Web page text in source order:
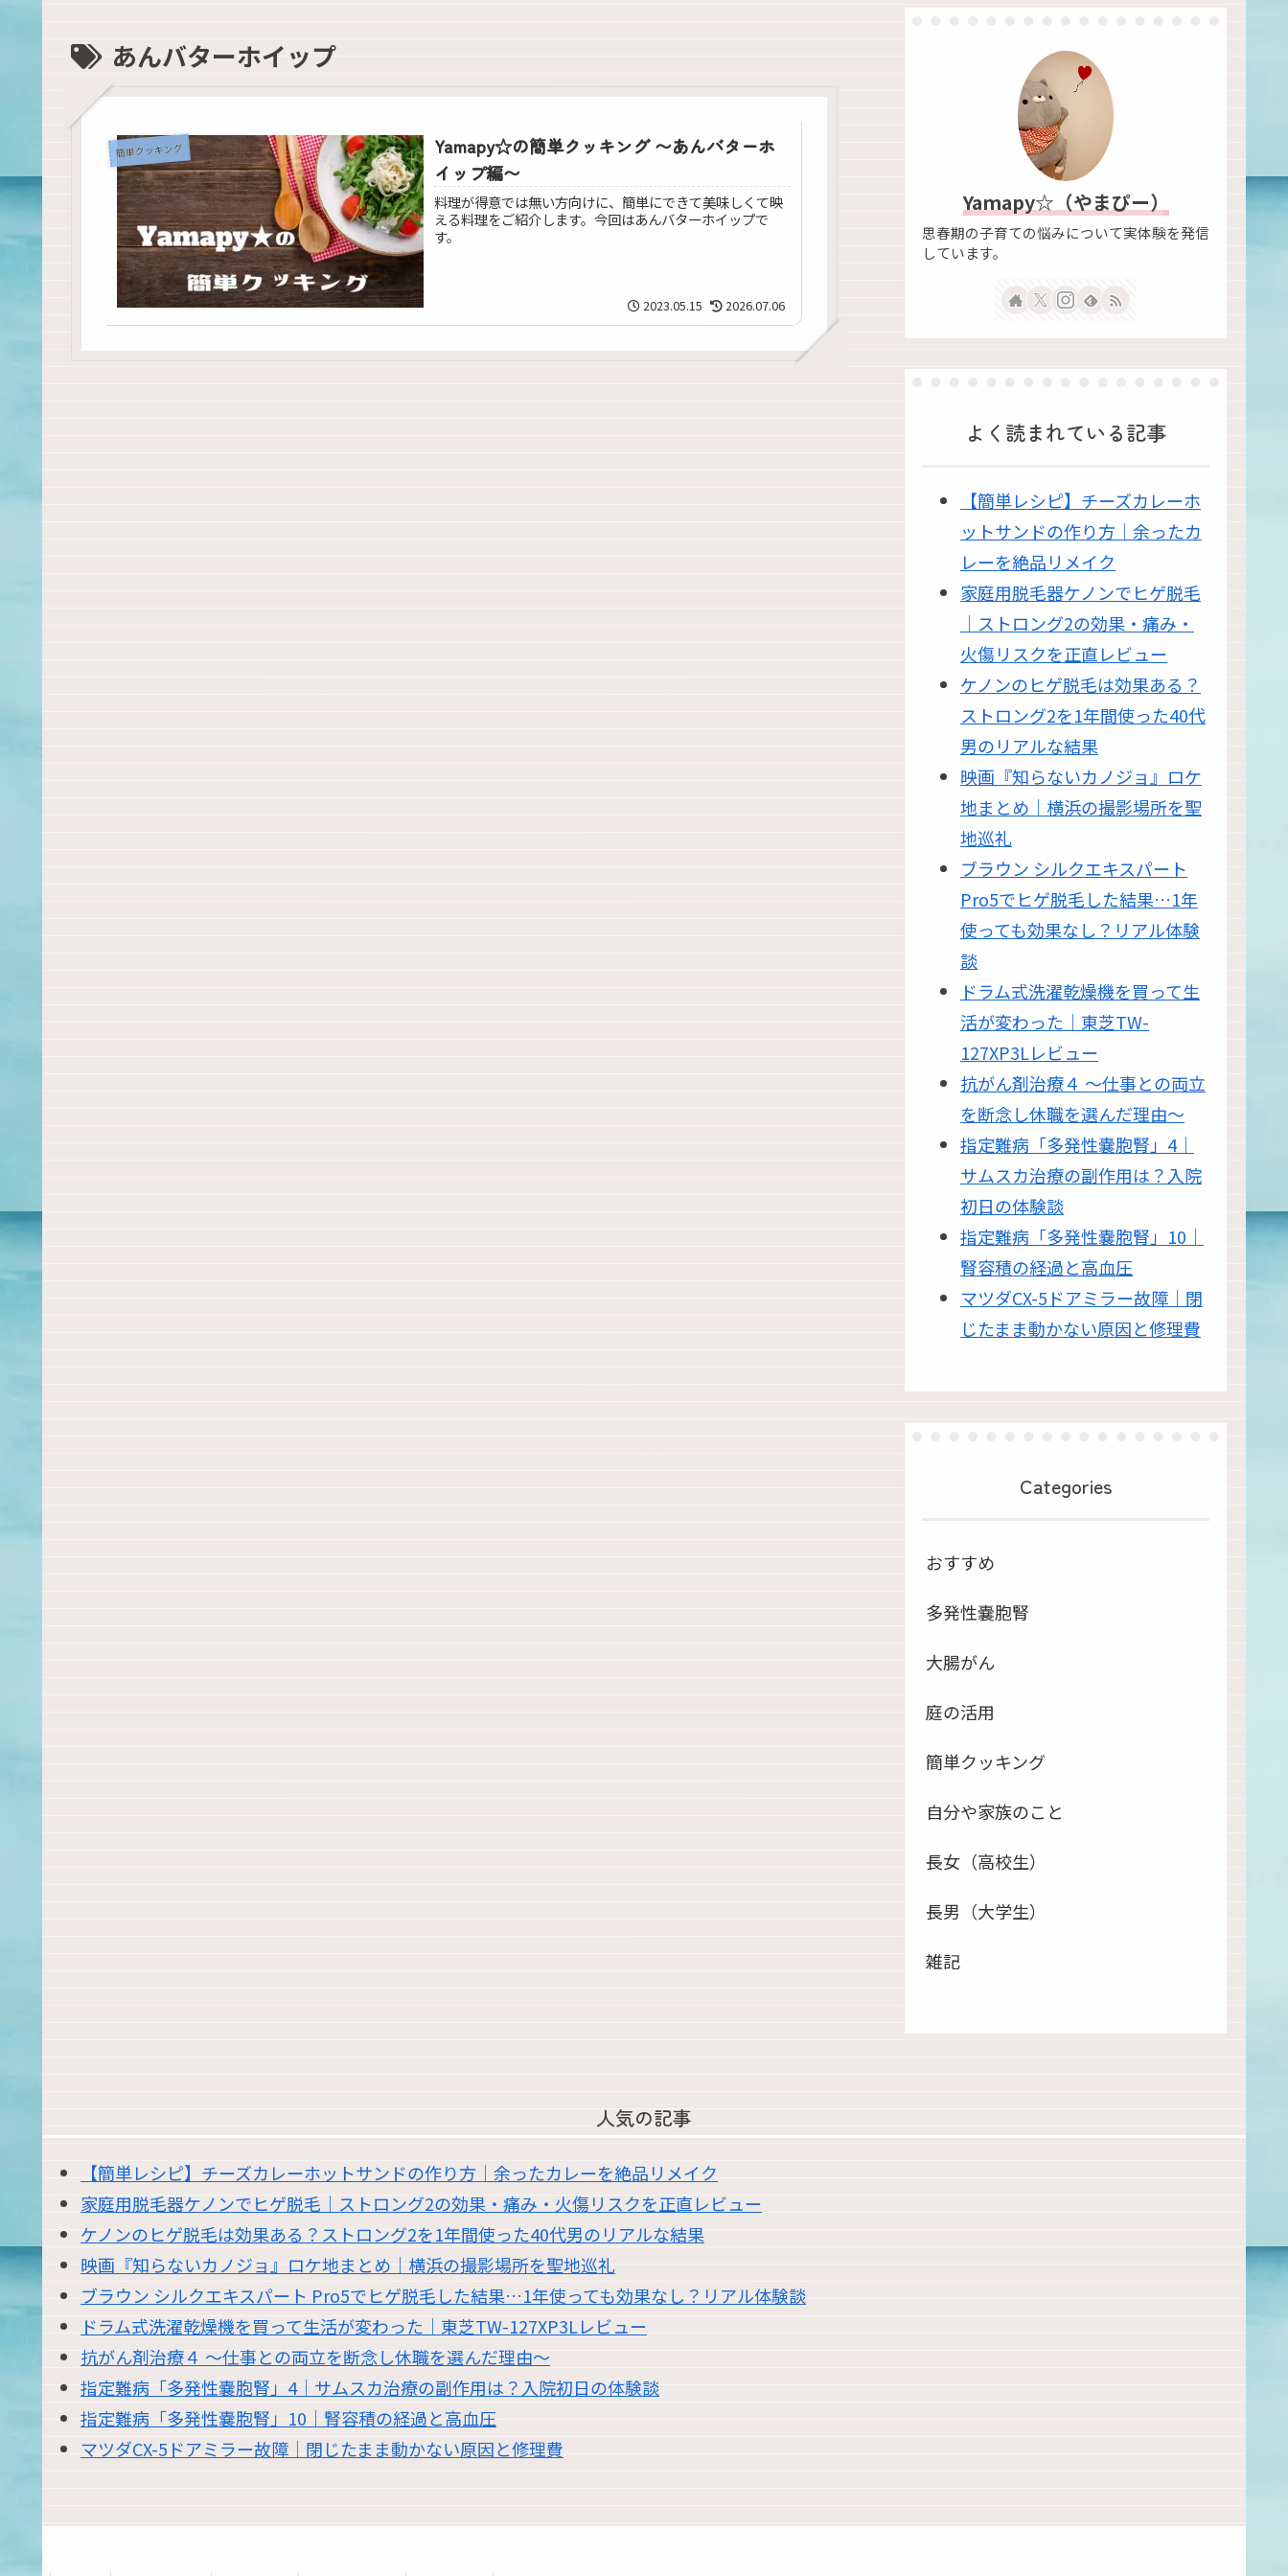
あんバターホイップ
簡単クッキング
Yamapy☆の簡単クッキング 〜あんバターホ
イップ編〜
料理が得意では無い方向けに、簡単にできて美味しくて映
える料理をご紹介します。今回はあんバターホイップで
す。
2023.05.15 2026.07.06
Yamapy☆（やまぴー）
思春期の子育ての悩みについて実体験を発信
しています。
よく読まれている記事
【簡単レシピ】チーズカレーホ
ットサンドの作り方｜余ったカ
レーを絶品リメイク
家庭用脱毛器ケノンでヒゲ脱毛
｜ストロング2の効果・痛み・
火傷リスクを正直レビュー
ケノンのヒゲ脱毛は効果ある？
ストロング2を1年間使った40代
男のリアルな結果
映画『知らないカノジョ』ロケ
地まとめ｜横浜の撮影場所を聖
地巡礼
ブラウン シルクエキスパート
Pro5でヒゲ脱毛した結果…1年
使っても効果なし？リアル体験
談
ドラム式洗濯乾燥機を買って生
活が変わった｜東芝TW-
127XP3Lレビュー
抗がん剤治療４ 〜仕事との両立
を断念し休職を選んだ理由〜
指定難病「多発性嚢胞腎」4｜
サムスカ治療の副作用は？入院
初日の体験談
指定難病「多発性嚢胞腎」10｜
腎容積の経過と高血圧
マツダCX-5ドアミラー故障｜閉
じたまま動かない原因と修理費
Categories
おすすめ
多発性嚢胞腎
大腸がん
庭の活用
簡単クッキング
自分や家族のこと
長女（高校生）
長男（大学生）
雑記
人気の記事
【簡単レシピ】チーズカレーホットサンドの作り方｜余ったカレーを絶品リメイク
家庭用脱毛器ケノンでヒゲ脱毛｜ストロング2の効果・痛み・火傷リスクを正直レビュー
ケノンのヒゲ脱毛は効果ある？ストロング2を1年間使った40代男のリアルな結果
映画『知らないカノジョ』ロケ地まとめ｜横浜の撮影場所を聖地巡礼
ブラウン シルクエキスパート Pro5でヒゲ脱毛した結果…1年使っても効果なし？リアル体験談
ドラム式洗濯乾燥機を買って生活が変わった｜東芝TW-127XP3Lレビュー
抗がん剤治療４ 〜仕事との両立を断念し休職を選んだ理由〜
指定難病「多発性嚢胞腎」4｜サムスカ治療の副作用は？入院初日の体験談
指定難病「多発性嚢胞腎」10｜腎容積の経過と高血圧
マツダCX-5ドアミラー故障｜閉じたまま動かない原因と修理費